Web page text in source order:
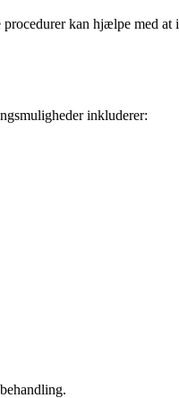
kan hjælpe med at
inkluderer: